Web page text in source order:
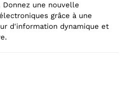
une nouvelle
grâce à une
d'information dynamique et